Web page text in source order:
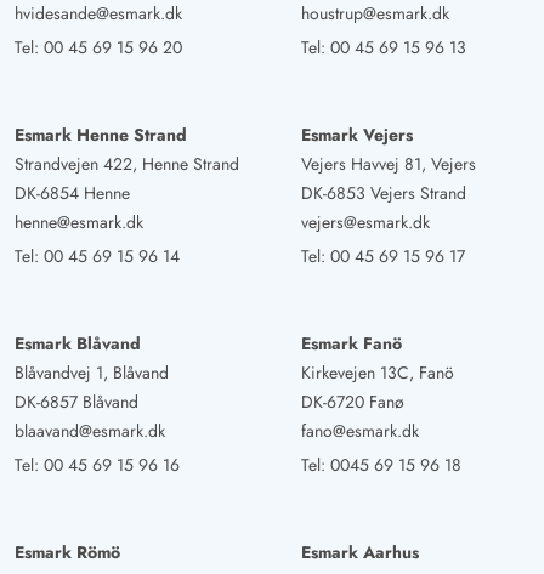
hvidesande@esmark.dk
Tel: 00 45 69 15 96 20
houstrup@esmark.dk
Tel: 00 45 69 15 96 13
Esmark Henne Strand
Strandvejen 422, Henne Strand
DK-6854 Henne
henne@esmark.dk
Tel: 00 45 69 15 96 14
Esmark Vejers
Vejers Havvej 81, Vejers
DK-6853 Vejers Strand
vejers@esmark.dk
Tel: 00 45 69 15 96 17
Esmark Blåvand
Blåvandvej 1, Blåvand
DK-6857 Blåvand
blaavand@esmark.dk
Tel: 00 45 69 15 96 16
Esmark Fanö
Kirkevejen 13C, Fanö
DK-6720 Fanø
fano@esmark.dk
Tel: 0045 69 15 96 18
Esmark Römö
Esmark Aarhus